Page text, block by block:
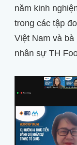
năm kinh
trong các tập
Việt Nam và
nhân sự TH